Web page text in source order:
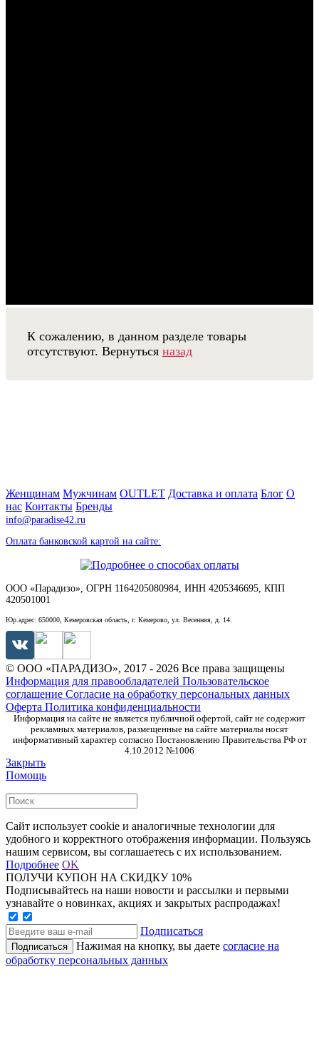
К сожалению, в данном разделе товары
отсутствуют. Вернуться назад
Женщинам Мужчинам OUTLET Доставка и оплата Блог О
нас Контакты Бренды
info@paradise42.ru
Оплата банковской картой на сайте:
ООО «Парадизо», ОГРН 1164205080984, ИНН 4205346695, КПП
420501001
Юр.адрес: 650000, Кемеровская область, г. Кемерово, ул. Весенняя, д. 14.
© ООО «ПАРАДИЗО», 2017 - 2026 Все права защищены
Информация для правообладателей Пользовательское
соглашение Согласие на обработку персональных данных
Оферта Политика конфиденциальности
Информация на сайте не является публичной офертой, сайт не содержит
рекламных материалов, размещенные на сайте материалы носят
информативный характер согласно Постановлению Правительства РФ от
4.10.2012 №1006
Закрыть
Помощь
Сайт использует cookie и аналогичные технологии для
удобного и корректного отображения информации. Пользуясь
нашим сервисом, вы соглашаетесь с их использованием.
Подробнее OK
ПОЛУЧИ КУПОН НА СКИДКУ 10%
Подписывайтесь на наши новости и рассылки и первыми
узнавайте о новинках, акциях и закрытых распродажах!
Подписаться
Нажимая на кнопку, вы даете согласие на
обработку персональных данных